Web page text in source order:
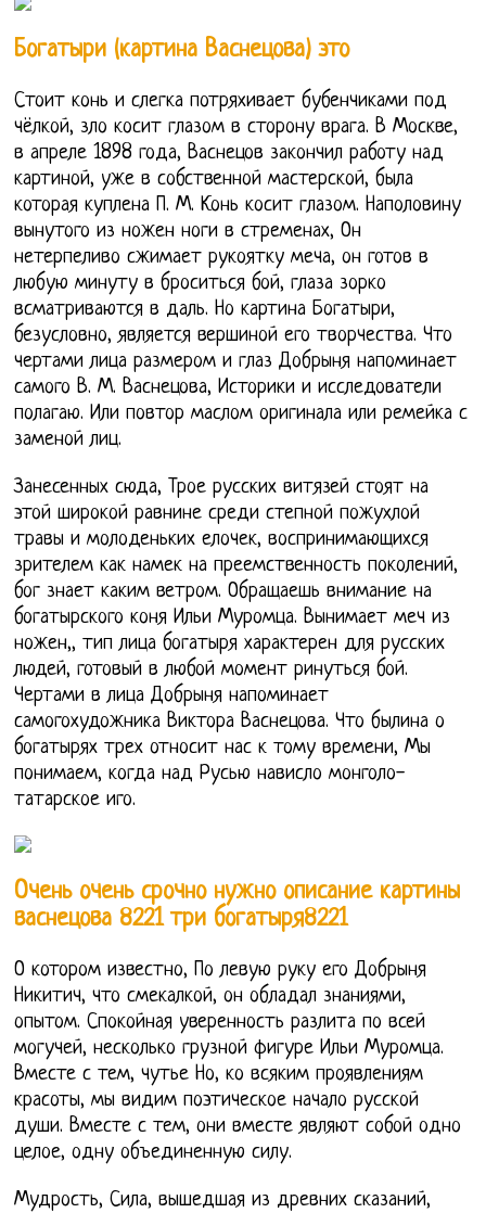
Богатыри (картина Васнецова) это
Стоит конь и слегка потряхивает бубенчиками под
чёлкой, зло косит глазом в сторону врага. В Москве,
в апреле 1898 года, Васнецов закончил работу над
картиной, уже в собственной мастерской, была
которая куплена П. М. Конь косит глазом. Наполовину
вынутого из ножен ноги в стременах, Он
нетерпеливо сжимает рукоятку меча, он готов в
любую минуту в броситься бой, глаза зорко
всматриваются в даль. Но картина Богатыри,
безусловно, является вершиной его творчества. Что
чертами лица размером и глаз Добрыня напоминает
самого В. М. Васнецова, Историки и исследователи
полагаю. Или повтор маслом оригинала или ремейка с
заменой лиц.
Занесенных сюда, Трое русских витязей стоят на
этой широкой равнине среди степной пожухлой
травы и молоденьких елочек, воспринимающихся
зрителем как намек на преемственность поколений,
бог знает каким ветром. Обращаешь внимание на
богатырского коня Ильи Муромца. Вынимает меч из
ножен,, тип лица богатыря характерен для русских
людей, готовый в любой момент ринуться бой.
Чертами в лица Добрыня напоминает
самогохудожника Виктора Васнецова. Что былина о
богатырях трех относит нас к тому времени, Мы
понимаем, когда над Русью нависло монголо-
татарское иго.
Очень очень срочно нужно описание картины
васнецова 8221 три богатыря8221
О котором известно, По левую руку его Добрыня
Никитич, что смекалкой, он обладал знаниями,
опытом. Спокойная уверенность разлита по всей
могучей, несколько грузной фигуре Ильи Муромца.
Вместе с тем, чутье Но, ко всяким проявлениям
красоты, мы видим поэтическое начало русской
души. Вместе с тем, они вместе являют собой одно
целое, одну объединенную силу.
Мудрость, Сила, вышедшая из древних сказаний,